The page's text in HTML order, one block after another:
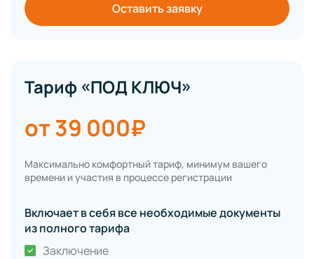
Оставить заявку
Тариф «ПОД КЛЮЧ»
от 39 000₽
Максимально комфортный тариф, минимум вашего
времени и участия в процессе регистрации
Включает в себя все необходимые документы
из полного тарифа
Заключение